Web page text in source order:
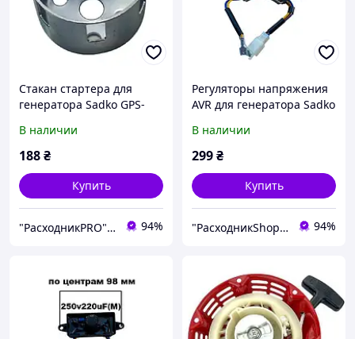
Стакан стартера для
генератора Sadko GPS-
В наличии
188₴
Купить
"РасходникPRO" магазин запчастей 94%
Регуляторы напряжения
AVR для генератора Sadko
В наличии
299₴
Купить
"РасходникShop" интернет магазин комплектующих и запчастей 94%